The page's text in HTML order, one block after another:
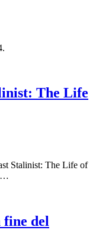
The Life
Stalinist: The Life of
fine del